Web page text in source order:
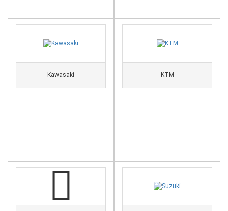
Kawasaki KTM